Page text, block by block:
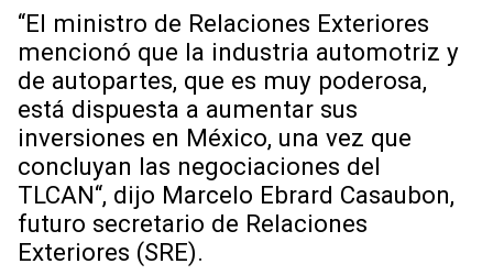
“El ministro de Relaciones Exteriores
mencionó que la industria automotriz y
de autopartes, que es muy poderosa,
está dispuesta a aumentar sus
inversiones en México, una vez que
concluyan las negociaciones del
TLCAN“, dijo Marcelo Ebrard Casaubon,
futuro secretario de Relaciones
Exteriores (SRE).